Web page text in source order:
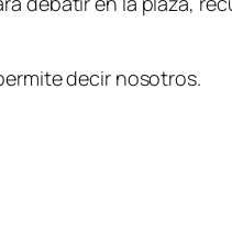
decir nosotros.